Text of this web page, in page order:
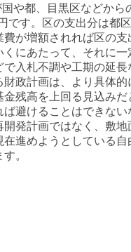
や都、目黒区などから
す。区の支出分は都
が増額されれば区の支
にあたって、それに一
入札不調や工期の延
政計画は、より具体
残高を上回る見込みだ
避けることはできな
発計画ではなく、敷
進めようとしている
。